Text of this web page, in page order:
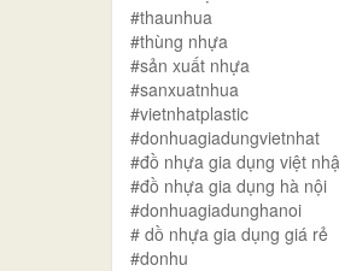
#thaunhua
#thùng nhựa
#sản xuất nhựa
#sanxuatnhua
#vietnhatplastic
#donhuagiadungvietnhat
#đồ nhựa gia dụng việt
#đồ nhựa gia dụng hà nội
#donhuagiadunghanoi
# dồ nhựa gia dụng giá rẻ
#donhu